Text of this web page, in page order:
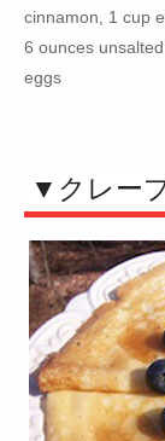
cinnamon, 1 cup
6 ounces
eggs
▼クレー